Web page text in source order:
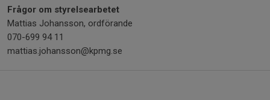
Frågor om styrelsearbetet
Mattias Johansson, ordförande
070-699 94 11
mattias.johansson@kpmg.se